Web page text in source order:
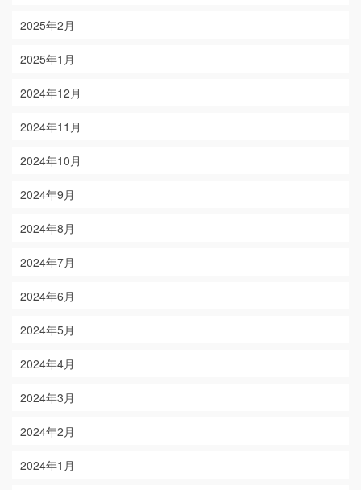
2025年2月
2025年1月
2024年12月
2024年11月
2024年10月
2024年9月
2024年8月
2024年7月
2024年6月
2024年5月
2024年4月
2024年3月
2024年2月
2024年1月